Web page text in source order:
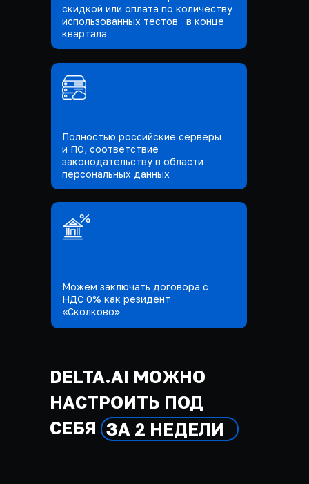
Полностью российские серверы
и ПО, соответствие
законодательству в области
персональных данных
Можем заключать договора с
НДС 0% как резидент
«Сколково»
скидкой или оплата по количеству
использованных тестов в конце
квартала
DELTA.AI МОЖНО
НАСТРОИТЬ ПОД
СЕБЯ ЗА 2 НЕДЕЛИ